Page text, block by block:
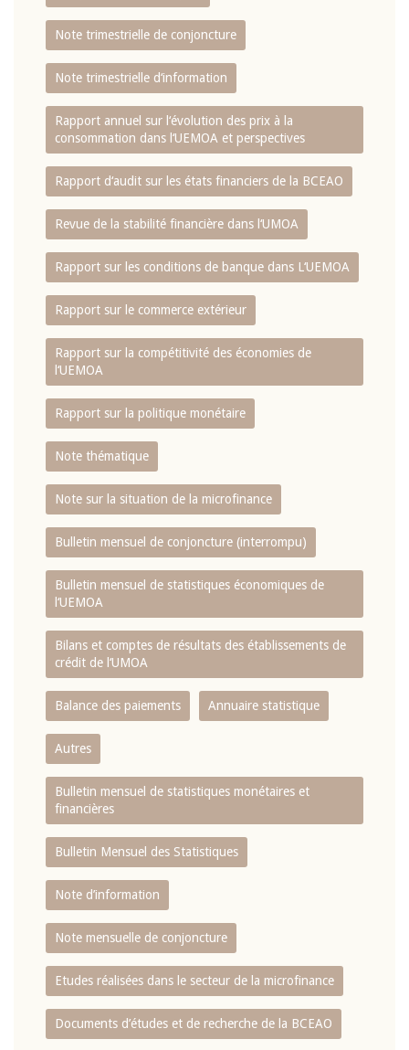
Note trimestrielle de conjoncture
Note trimestrielle d‘information
Rapport annuel sur l‘évolution des prix à la
consommation dans l‘UEMOA et perspectives
Rapport d‘audit sur les états financiers de la BCEAO
Revue de la stabilité financière dans l‘UMOA
Rapport sur les conditions de banque dans L‘UEMOA
Rapport sur le commerce extérieur
Rapport sur la compétitivité des économies de
l‘UEMOA
Rapport sur la politique monétaire
Note thématique
Note sur la situation de la microfinance
Bulletin mensuel de conjoncture (interrompu)
Bulletin mensuel de statistiques économiques de
l‘UEMOA
Bilans et comptes de résultats des établissements de
crédit de l‘UMOA
Balance des paiements Annuaire statistique
Autres
Bulletin mensuel de statistiques monétaires et
financières
Bulletin Mensuel des Statistiques
Note d’information
Note mensuelle de conjoncture
Etudes réalisées dans le secteur de la microfinance
Documents d’études et de recherche de la BCEAO